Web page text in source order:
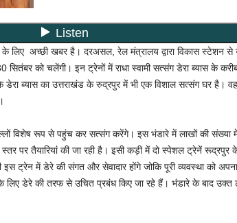
के लिए अच्छी खबर है। दरअसल, रेल मंत्रालय द्वारा विकास स्टेशन से
को चलेंगी। इन ट्रेनों में राधा स्वामी सत्संग डेरा ब्यास के
डेरा ब्यास का उत्तराखंड के रुद्रपुर में भी एक विशाल सत्संग घर है।
विशेष रूप से पहुंच कर सत्संग करेंगे। इस भंडारे में लाखों की
पर तैयारियां की जा रही है। इसी कड़ी में दो स्पेशल ट्रेनें रूद्रपुर
ट्रेन में डेरे की संगत और सेवादार होंगे जोकि पूरी व्यवस्था को
लिए डेरे की तरफ से उचित प्रबंध किए जा रहे हैं। भंडारे के बाद उक्त